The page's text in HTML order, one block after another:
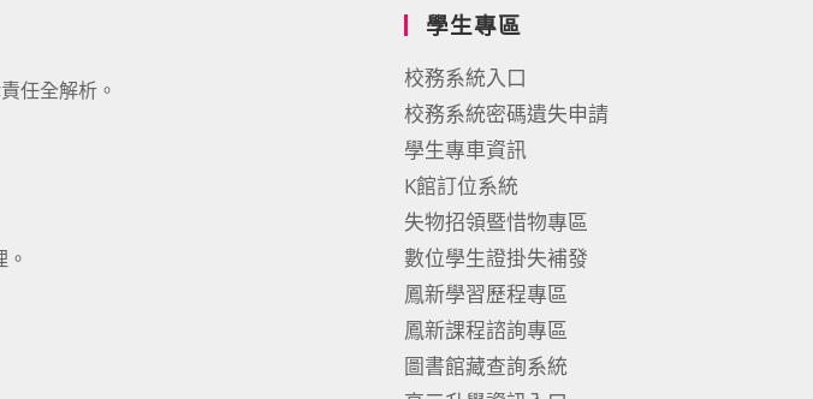
任全解析。
學生專區
校務系統入口
校務系統密碼遺失申請
學生專車資訊
K館訂位系統
失物招領暨惜物專區
數位學生證掛失補發
鳳新學習歷程專區
鳳新課程諮詢專區
圖書館藏查詢系統